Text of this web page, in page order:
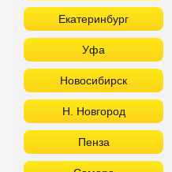
Самара
Тюмень
ТОП
Используйте